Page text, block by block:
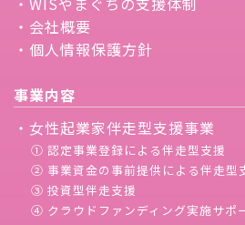
・会社概要
・個人情報保護方針
事業内容
・女性起業家伴走型支援事業
① 認定事業登録による伴走型支援
② 事業資金の事前提供による伴走型
③ 投資型伴走支援
④ クラウドファンディング実施サポ